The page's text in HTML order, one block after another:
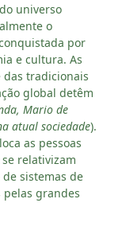
universo
o
por
e cultura. As
tradicionais
global detêm
Mario de
atual sociedade).
as pessoas
relativizam
sistemas de
pelas grandes